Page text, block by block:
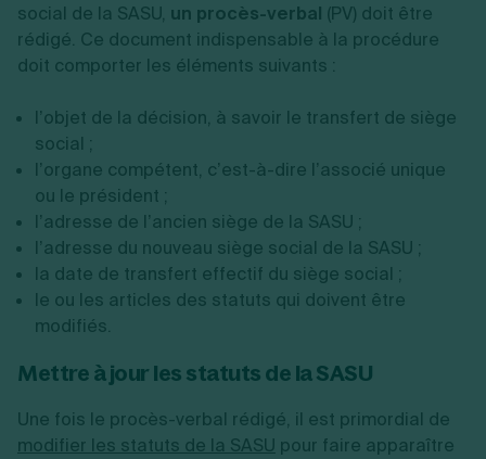
social de la SASU, un procès-verbal (PV) doit être
rédigé. Ce document indispensable à la procédure
doit comporter les éléments suivants :
l’objet de la décision, à savoir le transfert de siège
social ;
l’organe compétent, c’est-à-dire l’associé unique
ou le président ;
l’adresse de l’ancien siège de la SASU ;
l’adresse du nouveau siège social de la SASU ;
la date de transfert effectif du siège social ;
le ou les articles des statuts qui doivent être
modifiés.
Mettre à jour les statuts de la SASU
Une fois le procès-verbal rédigé, il est primordial de
modifier les statuts de la SASU pour faire apparaître